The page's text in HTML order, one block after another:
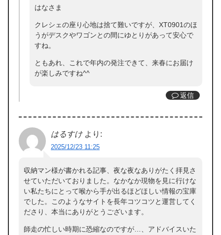
はなさま
クレシェの座り心地は捨て難いですが、XT0901のほ
うがデスクやワゴンとの間にゆとりがあって安心で
すね。
ともあれ、これで年内の発注できて、来春にお届け
が楽しみですね^^
返信
はるすけ より:
2025/12/23 11:25
収納マン様が書かれる記事、夜な夜なありがたく拝見さ
せていただいておりました。なかなか現物を見に行けな
い私たちにとって喉から手が出るほどほしい情報の宝庫
でした。このようなサイトを長年コツコツと運営してく
ださり、本当にありがとうございます。
師走の忙しい時期に恐縮なのですが…、アドバイスいた